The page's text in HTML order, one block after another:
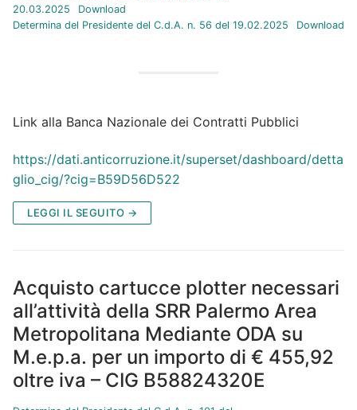
20.03.2025
Download
Determina del Presidente del C.d.A. n. 56 del 19.02.2025
Download
Link alla Banca Nazionale dei Contratti Pubblici
https://dati.anticorruzione.it/superset/dashboard/detta
glio_cig/?cig=B59D56D522
LEGGI IL SEGUITO →
Acquisto cartucce plotter necessari
all’attività della SRR Palermo Area
Metropolitana Mediante ODA su
M.e.p.a. per un importo di € 455,92
oltre iva – CIG B58824320E